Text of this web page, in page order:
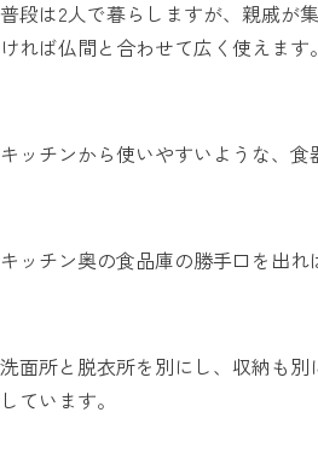
普段は2人で暮らしますが、親戚が
ければ仏間と合わせて広く使えます。
キッチンから使いやすいような、食
キッチン奥の食品庫の勝手口を出れ
洗面所と脱衣所を別にし、収納も別
しています。